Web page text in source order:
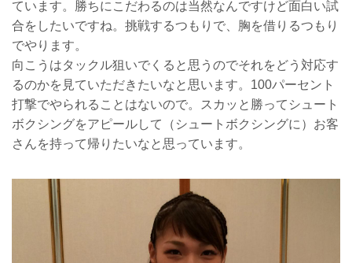
ています。勝ちにこだわるのは当然なんですけど面白い試
合をしたいですね。挑戦するつもりで、胸を借りるつもり
でやります。
向こうはタックル狙いでくると思うのでそれをどう対応す
るのかを見ていただきたいなと思います。100パーセント
打撃でやられることはないので。スカッと勝ってシュート
ボクシングをアピールして（シュートボクシングに）お客
さんを持って帰りたいなと思っています。